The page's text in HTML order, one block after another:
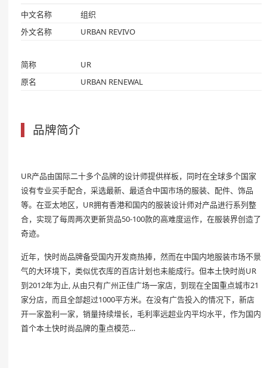
中文名称
组织
外文名称
URBAN REVIVO
简称
UR
原名
URBAN RENEWAL
品牌简介
UR产品由国际二十多个品牌的设计师提供样板，同时在全球多个国家
设有专业买手配合，采选最新、最适合中国市场的服装、配件、饰品
等。在亚太地区，UR拥有香港和国内的服装设计师对产品进行系列整
合，实现了每周两次更新货品50-100款的高难度运作，在服装界创造了
奇迹。
近年，快时尚品牌备受国内开发商热捧，然而在中国内地服装市场不景
气的大环境下，类似优衣库的百店计划也未能成行。但本土快时尚UR
到2012年为止, 从由只有广州正佳广场一家店，到现在全国重点城市21
家分店，而且全部超过1000平方米。在没有广告投入的情况下，新店
开一家盈利一家，销量持续增长，毛利率远超业内平均水平，作为国内
首个本土快时尚品牌的重点模范…